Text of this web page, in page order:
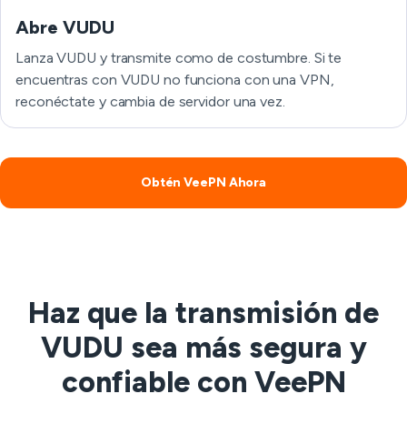
Abre VUDU
Lanza VUDU y transmite como de costumbre. Si te
encuentras con VUDU no funciona con una VPN,
reconéctate y cambia de servidor una vez.
Obtén VeePN Ahora
Haz que la transmisión de
VUDU sea más segura y
confiable con VeePN